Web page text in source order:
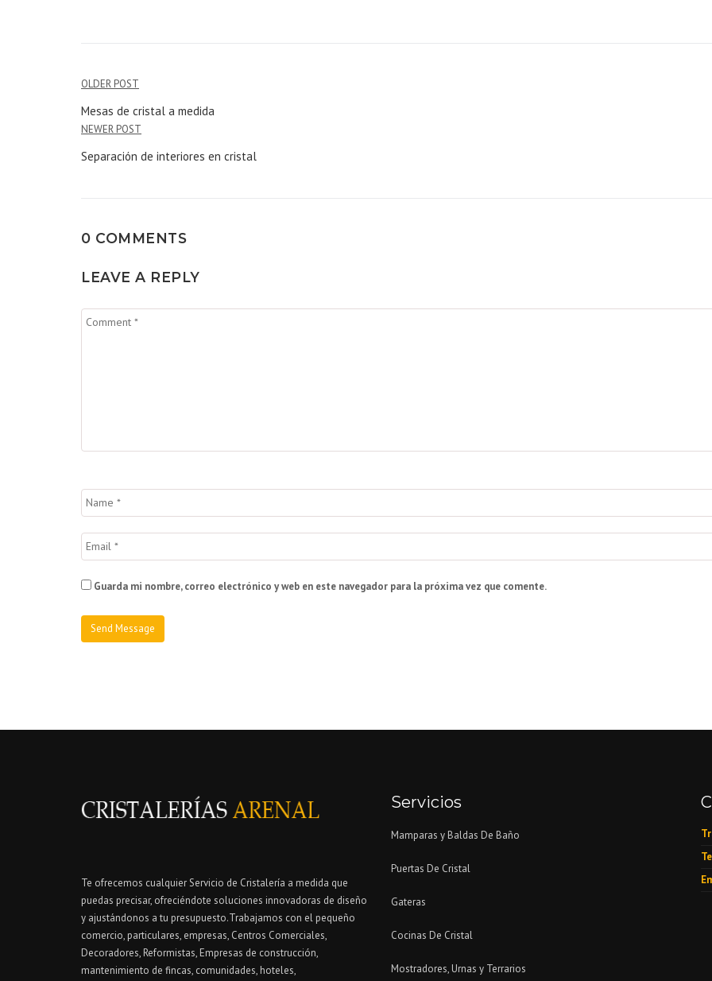
OLDER POST
Mesas de cristal a medida
NEWER POST
Separación de interiores en cristal
0 COMMENTS
LEAVE A REPLY
Guarda mi nombre, correo electrónico y web en este navegador para la próxima vez que comente.
Te ofrecemos cualquier Servicio de Cristalería a medida que
puedas precisar, ofreciéndote soluciones innovadoras de diseño
y ajustándonos a tu presupuesto.Trabajamos con el pequeño
comercio, particulares, empresas, Centros Comerciales,
Decoradores, Reformistas, Empresas de construcción,
mantenimiento de fincas, comunidades, hoteles,
Servicios
Mamparas y Baldas De Baño
Puertas De Cristal
Gateras
Cocinas De Cristal
Mostradores, Urnas y Terrarios